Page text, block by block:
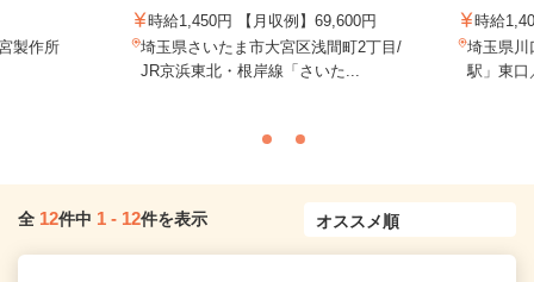
製作所
時給1,450円 【月収例】69,600円
埼玉県さいたま市大宮区浅間町2丁目/
JR京浜東北・根岸線「さいた...
時給
埼玉県川
駅」東口
全 12件中 1 - 12件を表示